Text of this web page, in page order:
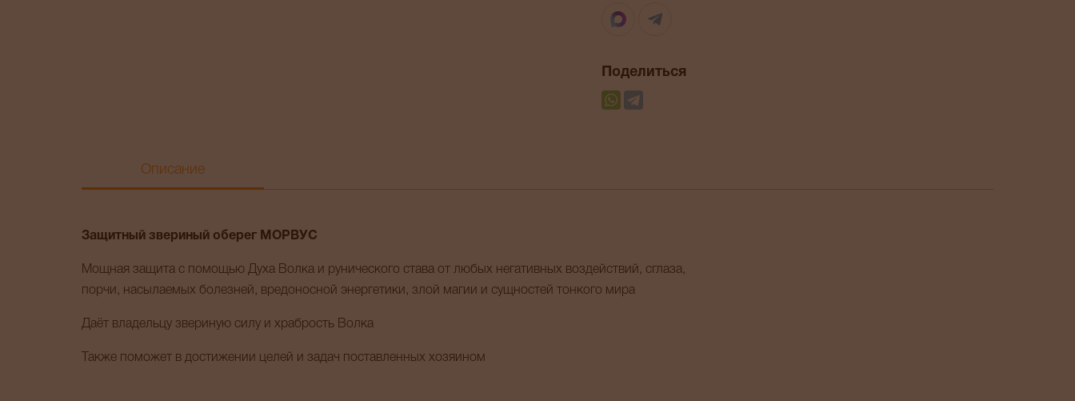
Max
Поделиться
Описание
Защитный звериный оберег МОРВУС
Мощная защита с помощью Духа Волка и рунического става от любых негативных воздействий, сглаза,
порчи, насылаемых болезней, вредоносной энергетики, злой магии и сущностей тонкого мира
Даёт владельцу звериную силу и храбрость Волка
Также поможет в достижении целей и задач поставленных хозяином